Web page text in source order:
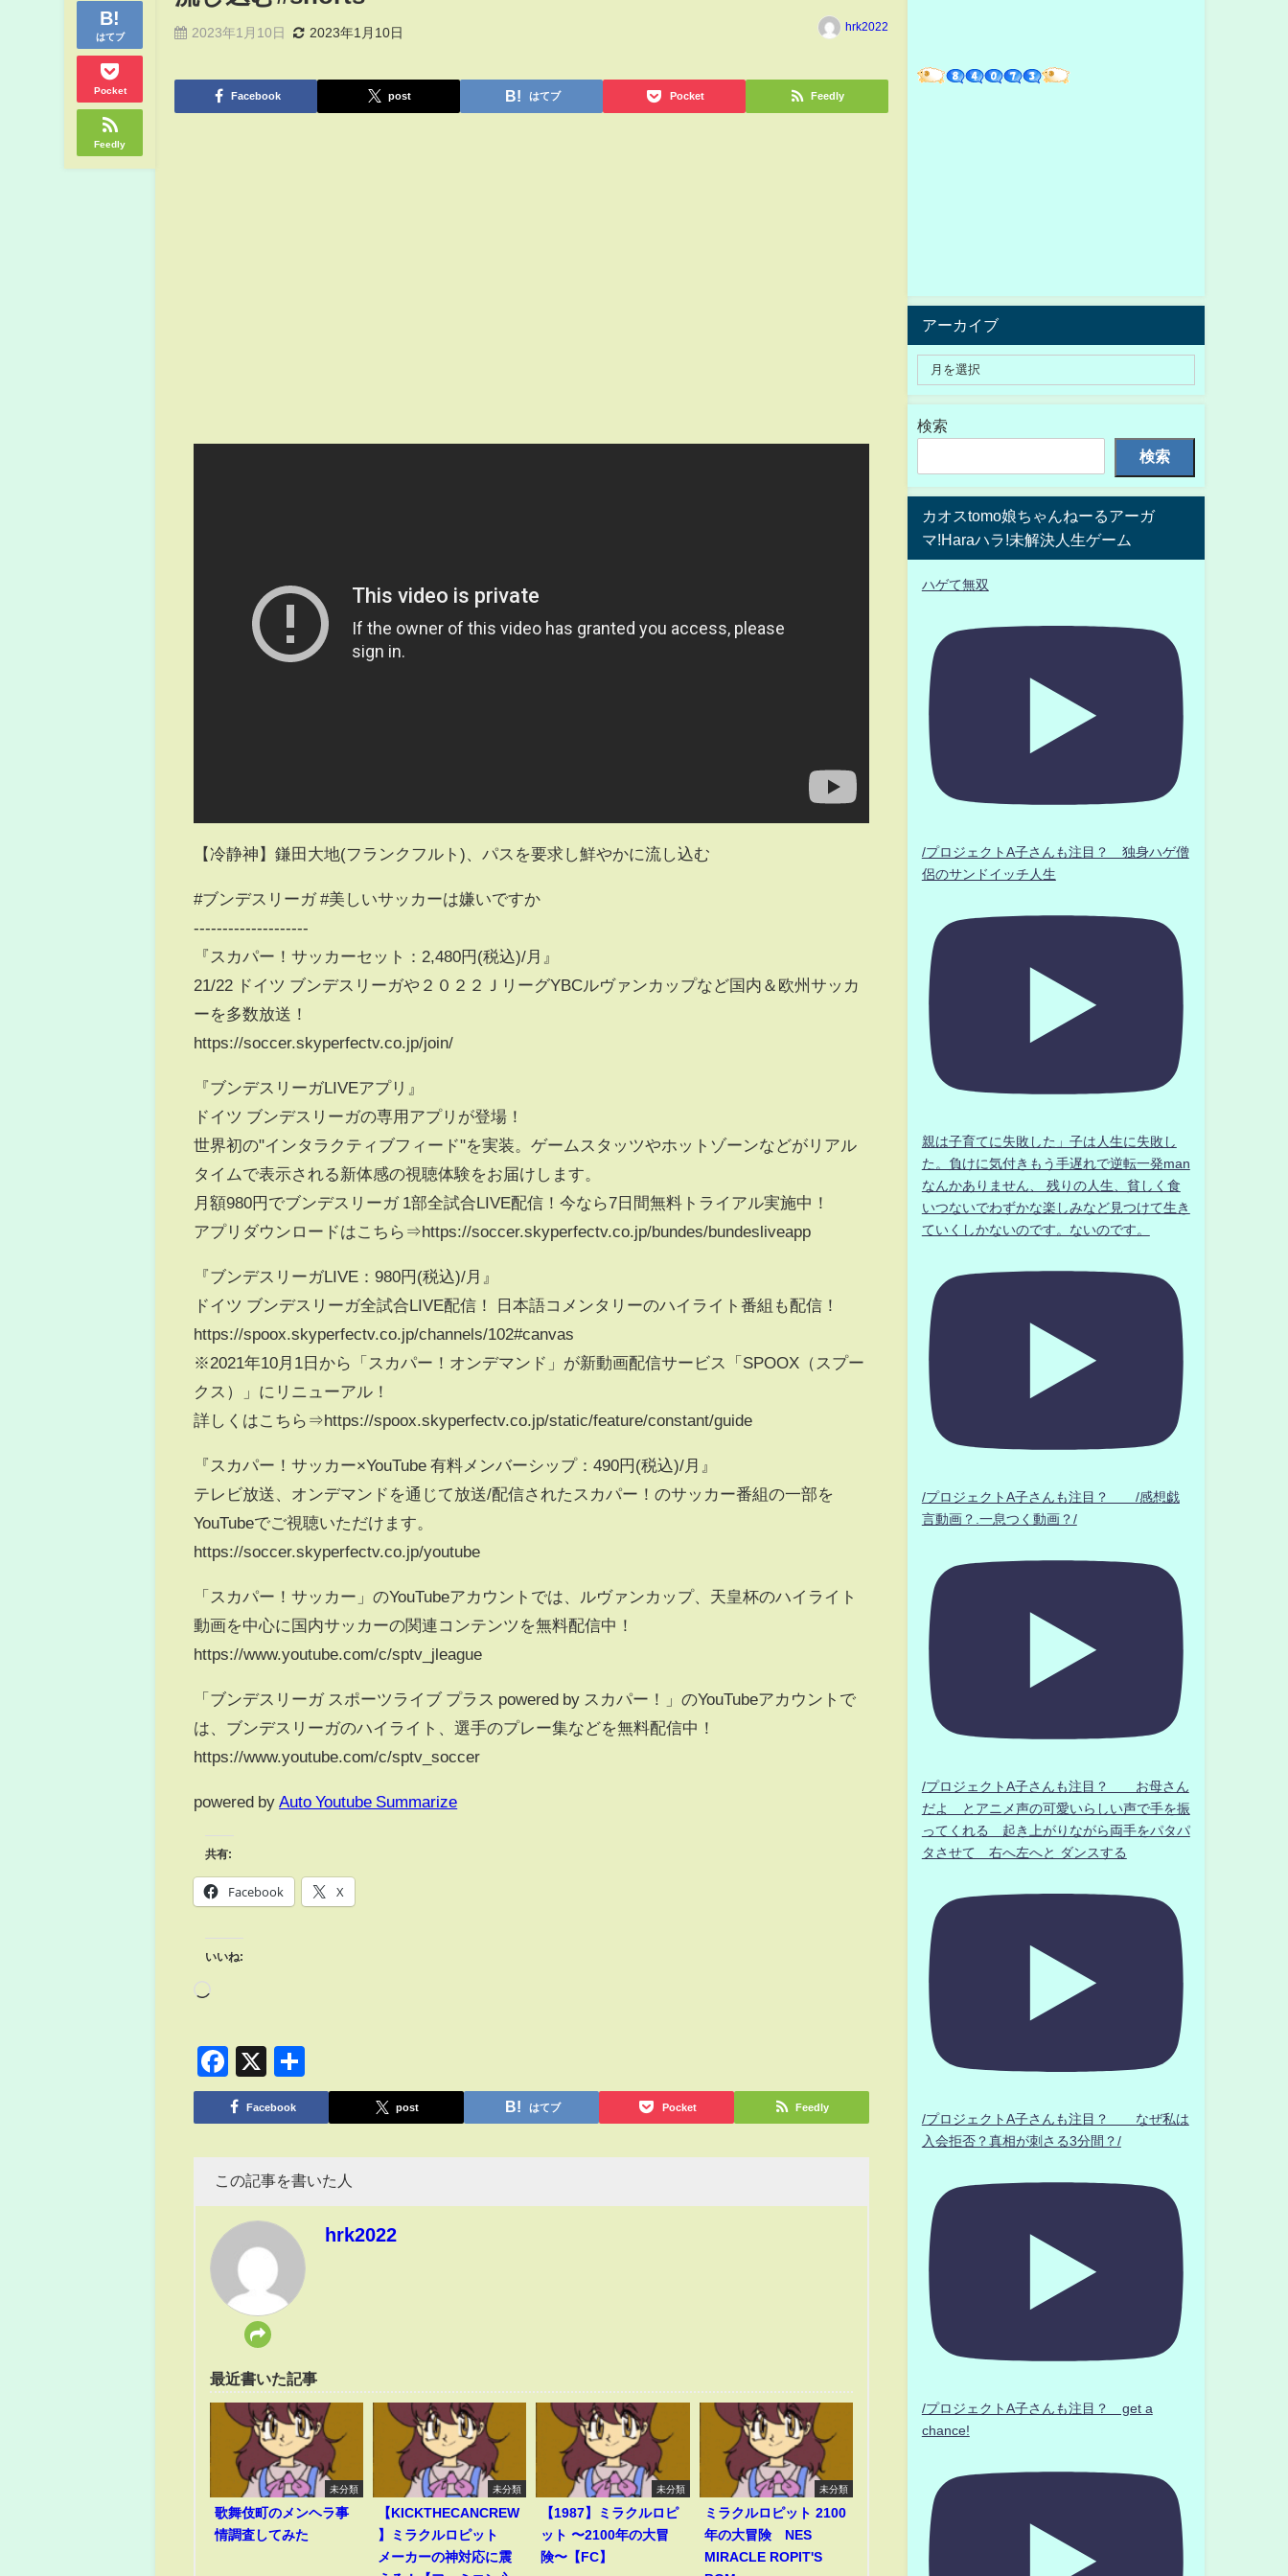
はてブ
Pocket
Feedly
2023年1月10日 2023年1月10日 hrk2022
Facebook post はてブ Pocket Feedly
【冷静神】鎌田大地(フランクフルト)、パスを要求し鮮やかに流し込む
#ブンデスリーガ #美しいサッカーは嫌いですか
--------------------
『スカパー！サッカーセット：2,480円(税込)/月』
21/22 ドイツ ブンデスリーガや２０２２ＪリーグYBCルヴァンカップなど国内＆欧州サッカ
ーを多数放送！
https://soccer.skyperfectv.co.jp/join/
『ブンデスリーガLIVEアプリ』
ドイツ ブンデスリーガの専用アプリが登場！
世界初の"インタラクティブフィード"を実装。ゲームスタッツやホットゾーンなどがリアル
タイムで表示される新体感の視聴体験をお届けします。
月額980円でブンデスリーガ 1部全試合LIVE配信！今なら7日間無料トライアル実施中！
アプリダウンロードはこちら⇒https://soccer.skyperfectv.co.jp/bundes/bundesliveapp
『ブンデスリーガLIVE：980円(税込)/月』
ドイツ ブンデスリーガ全試合LIVE配信！ 日本語コメンタリーのハイライト番組も配信！
https://spoox.skyperfectv.co.jp/channels/102#canvas
※2021年10月1日から「スカパー！オンデマンド」が新動画配信サービス「SPOOX（スプー
クス）」にリニューアル！
詳しくはこちら⇒https://spoox.skyperfectv.co.jp/static/feature/constant/guide
『スカパー！サッカー×YouTube 有料メンバーシップ：490円(税込)/月』
テレビ放送、オンデマンドを通じて放送/配信されたスカパー！のサッカー番組の一部を
YouTubeでご視聴いただけます。
https://soccer.skyperfectv.co.jp/youtube
「スカパー！サッカー」のYouTubeアカウントでは、ルヴァンカップ、天皇杯のハイライト
動画を中心に国内サッカーの関連コンテンツを無料配信中！
https://www.youtube.com/c/sptv_jleague
「ブンデスリーガ スポーツライブ プラス powered by スカパー！」のYouTubeアカウントで
は、ブンデスリーガのハイライト、選手のプレー集などを無料配信中！
https://www.youtube.com/c/sptv_soccer
powered by Auto Youtube Summarize
共有:
Facebook X
いいね:
Facebook
X
有
Facebook post はてブ Pocket Feedly
この記事を書いた人
hrk2022
最近書いた記事
未分類
歌舞伎町のメンヘラ事
情調査してみた
未分類
【KICKTHECANCREW
】ミラクルロピット
メーカーの神対応に震
未分類
【1987】ミラクルロピ
ット 〜2100年の大冒
険〜【FC】
未分類
ミラクルロピット 2100
年の大冒険 NES
MIRACLE ROPIT'S
アーカイブ
検索
検索
カオスtomo娘ちゃんねーるアーガ
マ!Haraハラ!未解決人生ゲーム
ハゲて無双
/プロジェクトA子さんも注目？ 独身ハゲ僧
侶のサンドイッチ人生
親は子育てに失敗した」子は人生に失敗し
た。負けに気付きもう手遅れで逆転一発man
なんかありません、 残りの人生、貧しく食
いつないでわずかな楽しみなど見つけて生き
ていくしかないのです。ないのです。
/プロジェクトA子さんも注目？ /感想戯
言動画？.一息つく動画？/
/プロジェクトA子さんも注目？ お母さん
だよ とアニメ声の可愛いらしい声で手を振
ってくれる 起き上がりながら両手をパタパ
タさせて 右へ左へと ダンスする
/プロジェクトA子さんも注目？ なぜ私は
入会拒否？真相が刺さる3分間？/
/プロジェクトA子さんも注目？ get a
chance!